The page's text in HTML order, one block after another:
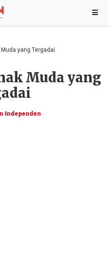
yang Tergadai
Muda yang
Independen